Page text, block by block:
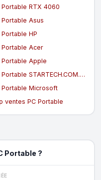
Portable RTX 4060
Portable Asus
Portable HP
Portable Acer
Portable Apple
PC Portable STARTECH.COM.com
Portable Microsoft
ventes PC Portable
Portable ?